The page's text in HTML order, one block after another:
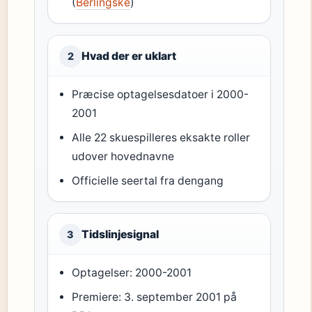
( Berlingske)
2 Hvad der er uklart
Præcise optagelsesdatoer i 2000-
2001
Alle 22 skuespilleres eksakte roller
udover hovednavne
Officielle seertal fra dengang
3 Tidslinjesignal
Optagelser: 2000-2001
Premiere: 3. september 2001 på